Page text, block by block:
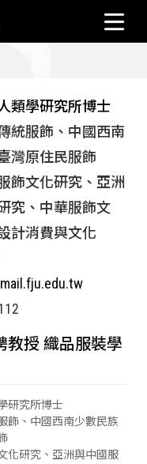
類學研究所博士
統服飾、中國西南
灣原住民服飾
飾文化研究、亞洲
究、中華服飾文
計消費與文化
教授 織品服裝學
研究所博士
飾、中國西南少數民族
化研究、亞洲與中國服